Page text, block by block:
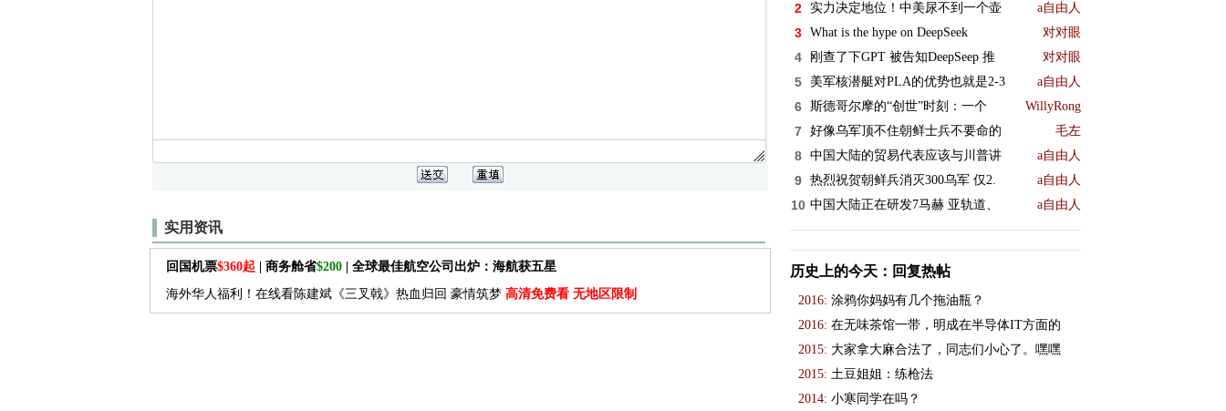
实用资讯
回国机票$360起 | 商务舱省$200| 全球最佳航空公司出炉：海航获五星
海外华人福利！在线看陈建斌《三叉戟》热血归回 豪情筑梦 高清免费看 无地区限制
2 实力决定地位！中美尿不到一个壶 a自由人
3 What is the hype on DeepSeek 对对眼
4 刚查了下GPT 被告知DeepSeep 推 对对眼
5 美军核潜艇对PLA的优势也就是2-3 a自由人
6 斯德哥尔摩的“创世”时刻：一个 WillyRong
7 好像乌军顶不住朝鲜士兵不要命的 毛左
8 中国大陆的贸易代表应该与川普讲 a自由人
9 热烈祝贺朝鲜兵消灭300乌军 仅2. a自由人
10 中国大陆正在研发7马赫 亚轨道、 a自由人
历史上的今天：回复热帖
2016: 涂鸦你妈妈有几个拖油瓶？
2016: 在无味茶馆一带，明成在半导体IT方面的
2015: 大家拿大麻合法了，同志们小心了。嘿嘿
2015: 土豆姐姐：练枪法
2014: 小寒同学在吗？